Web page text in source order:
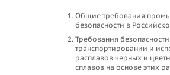
Общие требования
безопасности в
Требования
транспортировании и
расплавов черных и
сплавов на основе этих